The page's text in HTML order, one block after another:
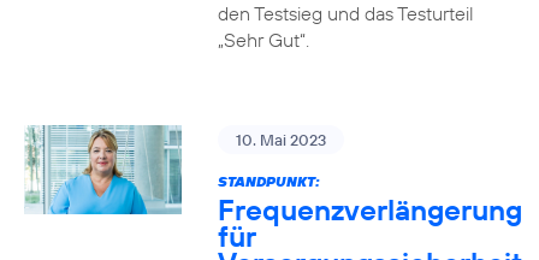
den Testsieg und das Testurteil
„Sehr Gut“.
10. Mai 2023
STANDPUNKT:
Frequenzverlängerung
für